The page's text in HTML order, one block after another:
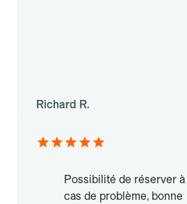
Richard R.
Possibilité de réserver à
cas de problème, bonne